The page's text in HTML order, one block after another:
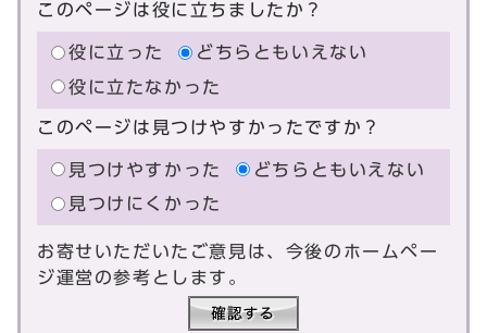
このページは役に立ちましたか？
役に立った
どちらともいえない
役に立たなかった
このページは見つけやすかったですか？
見つけやすかった
どちらともいえない
見つけにくかった
お寄せいただいたご意見は、今後のホームペー
ジ運営の参考とします。